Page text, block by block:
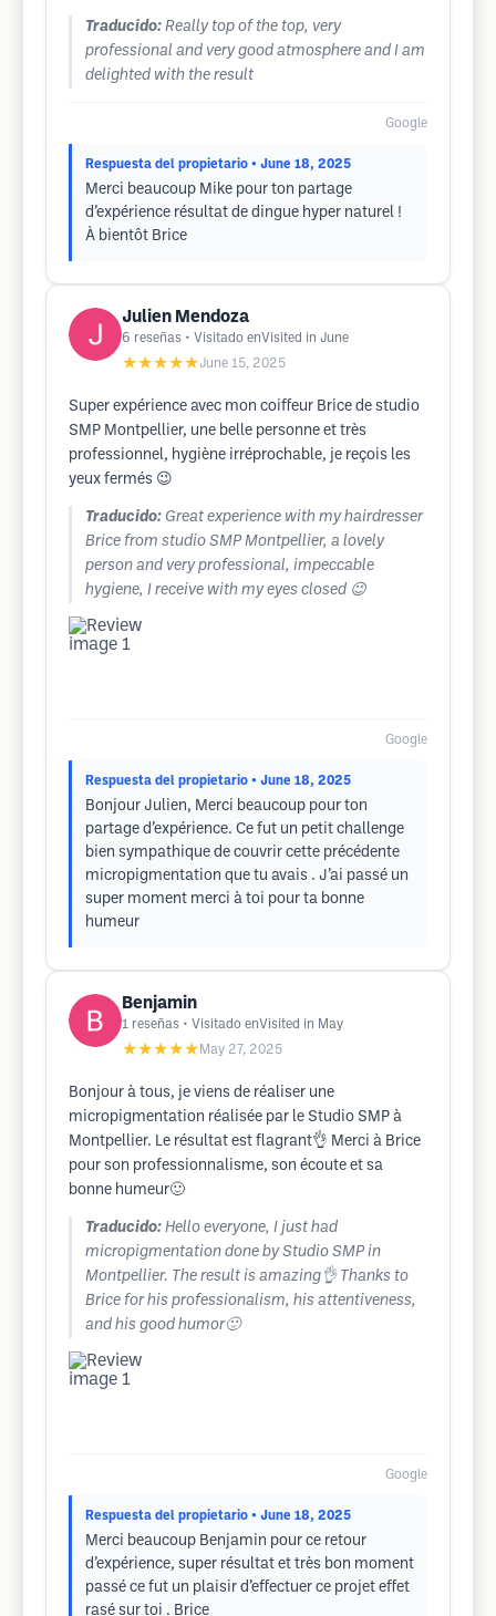
Traducido: Really top of the top, very
professional and very good atmosphere and I am
delighted with the result
Google
Respuesta del propietario • June 18, 2025
Merci beaucoup Mike pour ton partage
d’expérience résultat de dingue hyper naturel !
À bientôt Brice
Julien Mendoza
6 reseñas • Visitado enVisited in June
★★★★★June 15, 2025
Super expérience avec mon coiffeur Brice de studio
SMP Montpellier, une belle personne et très
professionnel, hygiène irréprochable, je reçois les
yeux fermés 😉
Traducido: Great experience with my hairdresser
Brice from studio SMP Montpellier, a lovely
person and very professional, impeccable
hygiene, I receive with my eyes closed 😉
Google
Respuesta del propietario • June 18, 2025
Bonjour Julien, Merci beaucoup pour ton
partage d’expérience. Ce fut un petit challenge
bien sympathique de couvrir cette précédente
micropigmentation que tu avais . J’ai passé un
super moment merci à toi pour ta bonne
humeur
Benjamin
1 reseñas • Visitado enVisited in May
★★★★★ May 27, 2025
Bonjour à tous, je viens de réaliser une
micropigmentation réalisée par le Studio SMP à
Montpellier. Le résultat est flagrant👌 Merci à Brice
pour son professionnalisme, son écoute et sa
bonne humeur🙂
Traducido: Hello everyone, I just had
micropigmentation done by Studio SMP in
Montpellier. The result is amazing👌 Thanks to
Brice for his professionalism, his attentiveness,
and his good humor🙂
Google
Respuesta del propietario • June 18, 2025
Merci beaucoup Benjamin pour ce retour
d’expérience, super résultat et très bon moment
passé ce fut un plaisir d’effectuer ce projet effet
rasé sur toi . Brice